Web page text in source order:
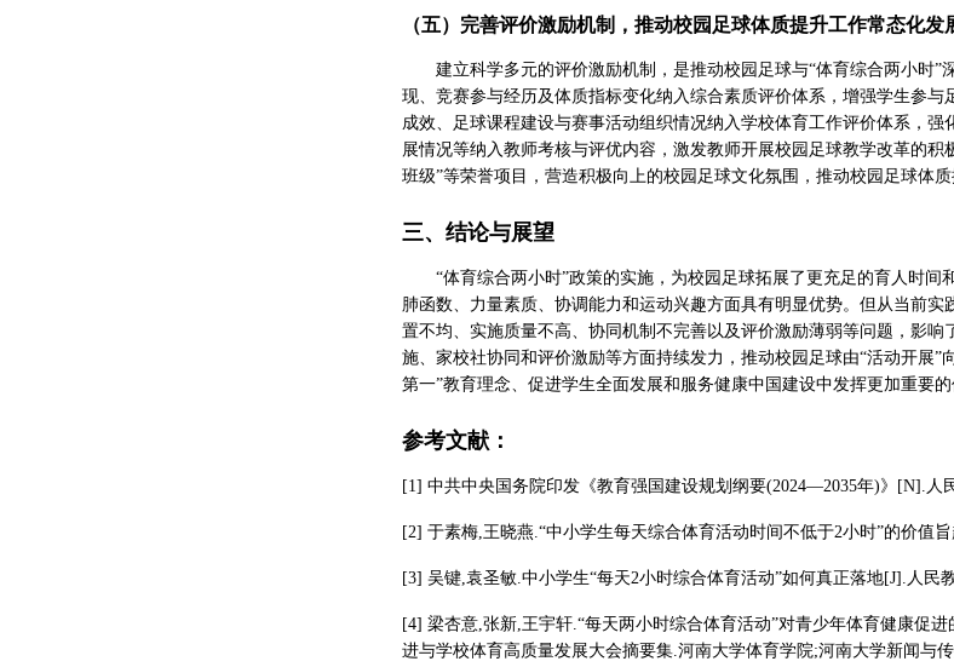
（五）完善评价激励机制，推动校园足球体质提升工作常态化发
建立科学多元的评价激励机制，是推动校园足球与“体育综合两小时
现、竞赛参与经历及体质指标变化纳入综合素质评价体系，增强学生参
成效、足球课程建设与赛事活动组织情况纳入学校体育工作评价体系，
展情况等纳入教师考核与评优内容，激发教师开展校园足球教学改革的
班级”等荣誉项目，营造积极向上的校园足球文化氛围，推动校园足球体质
三、结论与展望
“体育综合两小时”政策的实施，为校园足球拓展了更充足的育人时
肺函数、力量素质、协调能力和运动兴趣方面具有明显优势。但从当前
置不均、实施质量不高、协同机制不完善以及评价激励薄弱等问题，影
施、家校社协同和评价激励等方面持续发力，推动校园足球由“活动开展
第一”教育理念、促进学生全面发展和服务健康中国建设中发挥更加重要的
参考文献：
[1] 中共中央国务院印发《教育强国建设规划纲要(2024—2035年)》[N].人
[2] 于素梅,王晓燕.“中小学生每天综合体育活动时间不低于2小时”的价值
[3] 吴键,袁圣敏.中小学生“每天2小时综合体育活动”如何真正落地[J].人民
[4] 梁杏意,张新,王宇轩.“每天两小时综合体育活动”对青少年体育健康促
进与学校体育高质量发展大会摘要集.河南大学体育学院;河南大学新闻与